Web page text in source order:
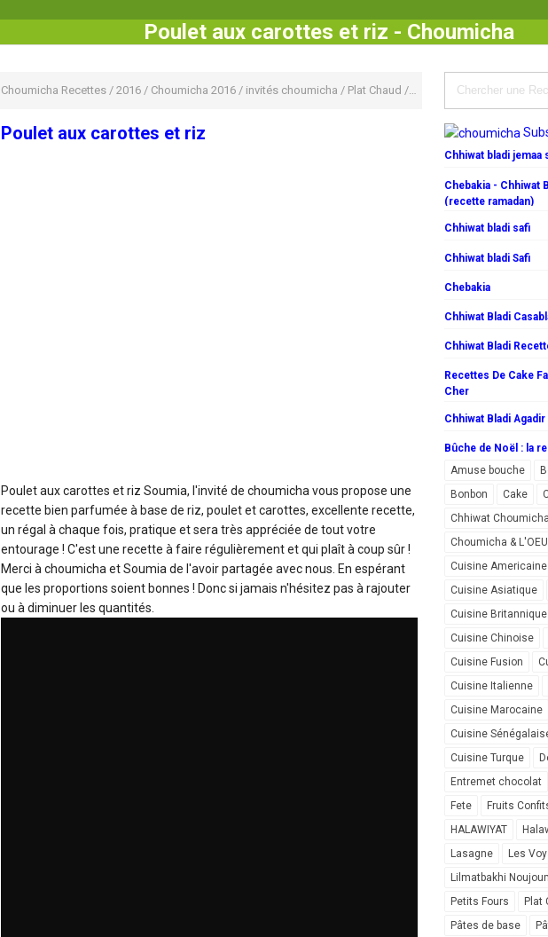
Poulet aux carottes et riz - Choumicha
Choumicha Recettes / 2016 / Choumicha 2016 / invités choumicha / Plat Chaud / poulet Recette rapide /
Poulet aux carottes et riz
Poulet aux carottes et riz Soumia, l'invité de choumicha vous propose une
recette bien parfumée à base de riz, poulet et carottes, excellente recette,
un régal à chaque fois, pratique et sera très appréciée de tout votre
entourage ! C'est une recette à faire régulièrement et qui plaît à coup sûr !
Merci à choumicha et Soumia de l'avoir partagée avec nous. En espérant
que les proportions soient bonnes ! Donc si jamais n'hésitez pas à rajouter
ou à diminuer les quantités.
Chhiwat bladi jemaa
Chebakia - Chhiwat
(recette ramadan)
Chhiwat bladi safi
Chhiwat bladi Safi
Chebakia
Chhiwat Bladi
Chhiwat Bladi
Recettes De Cake
Cher
Chhiwat Bladi Agadir
Bûche de Noël : la
Amuse bouche
Bonbon
Cake
Chhiwat Choumicha
Choumicha &
Cuisine Americaine
Cuisine Asiatique
Cuisine
Cuisine Chinoise
Cuisine Fusion
Cuisine Italienne
Cuisine Marocaine
Cuisine
Cuisine Turque
Entremet chocolat
Fete
Fruits
HALAWIYAT
Lasagne
Les
Lilmatbakhi
Petits Fours
Plat
Pâtes de base